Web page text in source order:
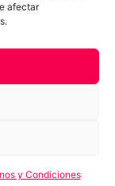
afectar
y Condiciones
el Uso de IA